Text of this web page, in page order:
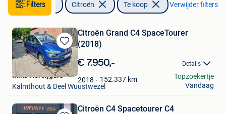
Filters
Auto's Citroën Te koop Verwijder filters
Bewaren
in
Mijn
Favorieten
Citroën Grand C4 SpaceTourer
(2018)
€ 7.950,- Details
2018 152.337 km
Mike Hereijgers
Kalmthout & Deel Wuustwezel
Topzoekertje
Vandaag
Citroën C4 Spacetourer C4